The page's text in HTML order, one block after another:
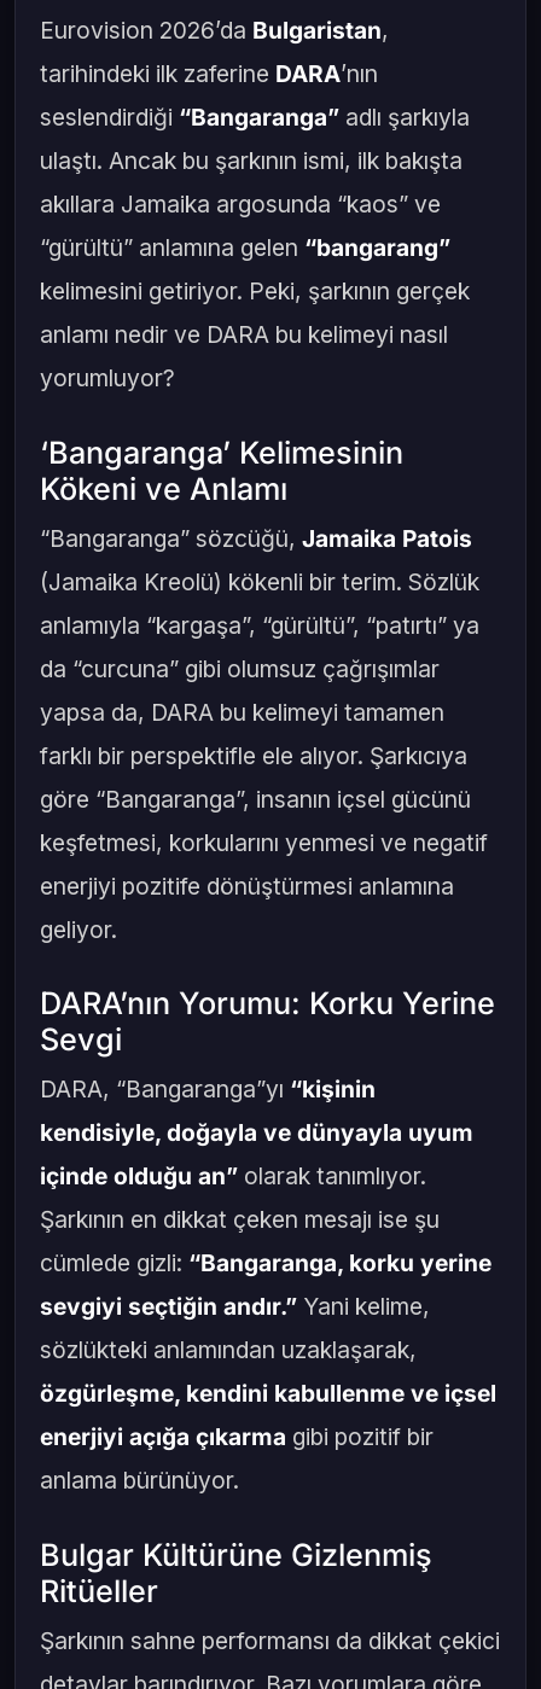
Eurovision 2026’da Bulgaristan,
tarihindeki ilk zaferine DARA’nın
seslendirdiği “Bangaranga” adlı şarkıyla
ulaştı. Ancak bu şarkının ismi, ilk bakışta
akıllara Jamaika argosunda “kaos” ve
“gürültü” anlamına gelen “bangarang”
kelimesini getiriyor. Peki, şarkının gerçek
anlamı nedir ve DARA bu kelimeyi nasıl
yorumluyor?
‘Bangaranga’ Kelimesinin
Kökeni ve Anlamı
“Bangaranga” sözcüğü, Jamaika Patois
(Jamaika Kreolü) kökenli bir terim. Sözlük
anlamıyla “kargaşa”, “gürültü”, “patırtı” ya
da “curcuna” gibi olumsuz çağrışımlar
yapsa da, DARA bu kelimeyi tamamen
farklı bir perspektifle ele alıyor. Şarkıcıya
göre “Bangaranga”, insanın içsel gücünü
keşfetmesi, korkularını yenmesi ve negatif
enerjiyi pozitife dönüştürmesi anlamına
geliyor.
DARA’nın Yorumu: Korku Yerine
Sevgi
DARA, “Bangaranga”yı “kişinin
kendisiyle, doğayla ve dünyayla uyum
içinde olduğu an” olarak tanımlıyor.
Şarkının en dikkat çeken mesajı ise şu
cümlede gizli: “Bangaranga, korku yerine
sevgiyi seçtiğin andır.” Yani kelime,
sözlükteki anlamından uzaklaşarak,
özgürleşme, kendini kabullenme ve içsel
enerjiyi açığa çıkarma gibi pozitif bir
anlama bürünüyor.
Bulgar Kültürüne Gizlenmiş
Ritüeller
Şarkının sahne performansı da dikkat çekici